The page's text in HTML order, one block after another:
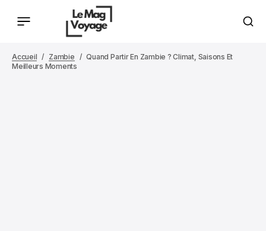
Accueil Zambie
Quand Partir En Zambie ? Climat, Saisons Et
Meilleurs Moments